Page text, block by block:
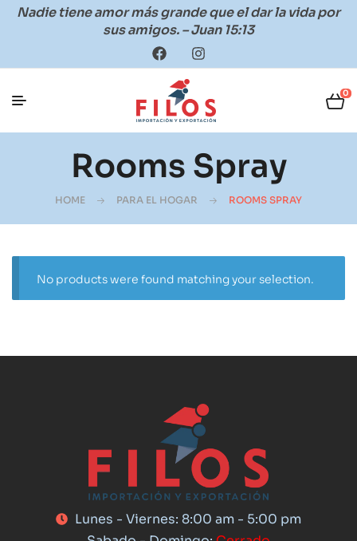
Nadie tiene amor más grande que el dar la vida por
sus amigos. – Juan 15:13
0
Rooms Spray
HOME PARA EL HOGAR ROOMS SPRAY
No products were found matching your selection.
Lunes - Viernes: 8:00 am - 5:00 pm